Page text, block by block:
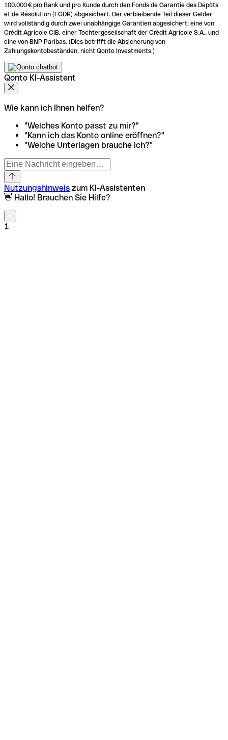
100.000 € pro Bank und pro Kunde durch den Fonds de Garantie des Dépôts
et de Résolution (FGDR) abgesichert. Der verbleibende Teil dieser Gelder
wird vollständig durch zwei unabhängige Garantien abgesichert: eine von
Crédit Agricole CIB, einer Tochtergesellschaft der Crédit Agricole S.A., und
eine von BNP Paribas. (Dies betrifft die Absicherung von
Zahlungskontobeständen, nicht Qonto Investments.)
Qonto KI-Assistent
Wie kann ich Ihnen helfen?
"Welches Konto passt zu mir?"
"Kann ich das Konto online eröffnen?"
"Welche Unterlagen brauche ich?"
Nutzungshinweis zum KI-Assistenten
👋 Hallo! Brauchen Sie Hilfe?
1